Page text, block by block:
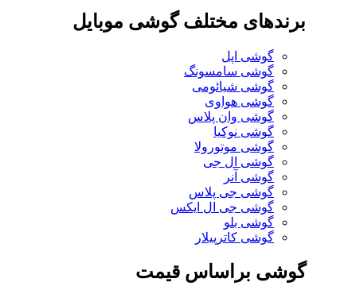
برندهای مختلف گوشی موبایل
گوشی اپل
گوشی سامسونگ
گوشی شیائومی
گوشی هواوی
گوشی وان پلاس
گوشی نوکیا
گوشی موتورولا
گوشی ال جی
گوشی آنر
گوشی جی پلاس
گوشی جی ال ایکس
گوشی بلو
گوشی کاترپیلار
گوشی براساس قیمت